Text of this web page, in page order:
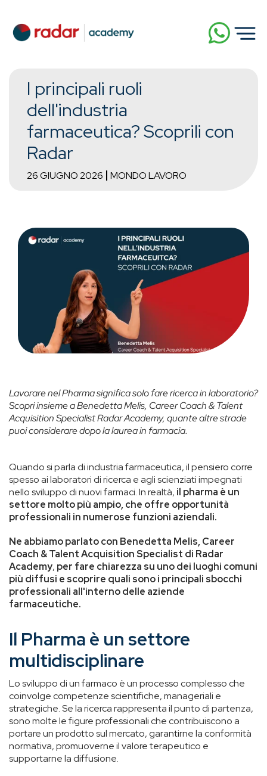
I principali ruoli
dell'industria
farmaceutica? Scoprili con
Radar
26 GIUGNO 2026 MONDO LAVORO
Lavorare nel Pharma significa solo fare ricerca in laboratorio?
Scopri insieme a Benedetta Melis, Career Coach & Talent
Acquisition Specialist Radar Academy, quante altre strade
puoi considerare dopo la laurea in farmacia.
Quando si parla di industria farmaceutica, il pensiero corre
spesso ai laboratori di ricerca e agli scienziati impegnati
nello sviluppo di nuovi farmaci. In realtà, il pharma è un
settore molto più ampio, che offre opportunità
professionali in numerose funzioni aziendali.
Ne abbiamo parlato con Benedetta Melis, Career
Coach & Talent Acquisition Specialist di Radar
Academy, per fare chiarezza su uno dei luoghi comuni
più diffusi e scoprire quali sono i principali sbocchi
professionali all'interno delle aziende
farmaceutiche.
Il Pharma è un settore
multidisciplinare
Lo sviluppo di un farmaco è un processo complesso che
coinvolge competenze scientifiche, manageriali e
strategiche. Se la ricerca rappresenta il punto di partenza,
sono molte le figure professionali che contribuiscono a
portare un prodotto sul mercato, garantirne la conformità
normativa, promuoverne il valore terapeutico e
supportarne la diffusione.